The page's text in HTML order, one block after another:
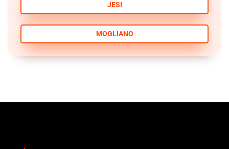
JESI
MOGLIANO